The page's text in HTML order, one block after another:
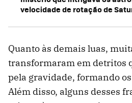
velocidade de rotação de
Quanto às demais luas,
transformaram em detritos
pela gravidade, formando
Além disso, alguns desses